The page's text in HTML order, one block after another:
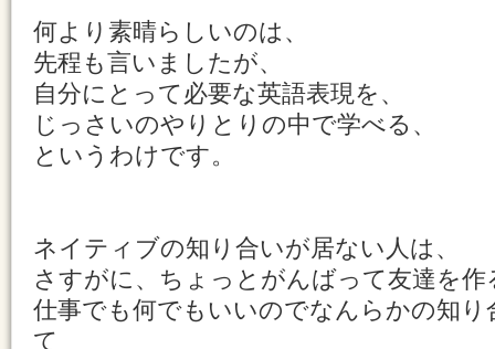
何より素晴らしいのは、
先程も言いましたが、
自分にとって必要な英語表現を、
じっさいのやりとりの中で学べる、
というわけです。
ネイティブの知り合いが居ない人は、
さすがに、ちょっとがんばって友達を作
仕事でも何でもいいのでなんらかの知
て